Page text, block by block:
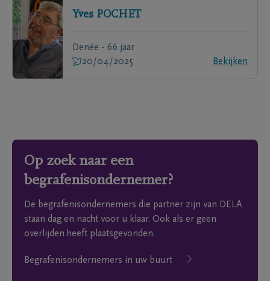
Yves POCHET
Denée - 66 jaar
20/04/2025
Bekijken
Op zoek naar een
begrafenisondernemer?
De begrafenisondernemers die partner zijn van DELA
staan dag en nacht voor u klaar. Ook als er geen
overlijden heeft plaatsgevonden.
Begrafenisondernemers in uw buurt